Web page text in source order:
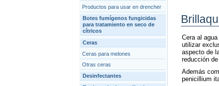
Productos para usar en drencher
Botes fumígenos fungicidas
para tratamiento en seco de
cítricos
Ceras
Ceras para melones
Otras ceras
Desinfectantes
Cera al
utilizar
aspecto de
reducción
Además
penicillium